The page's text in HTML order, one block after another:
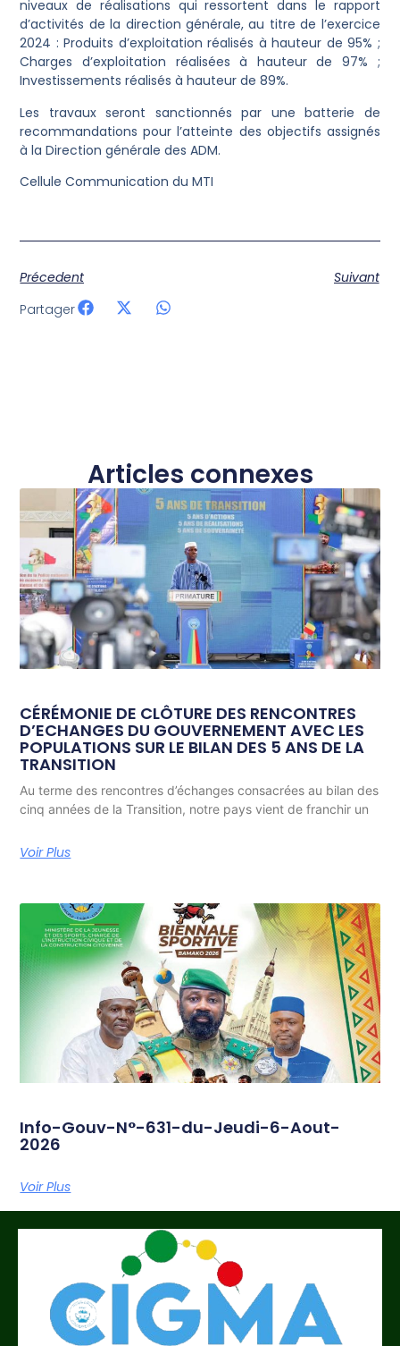
niveaux de réalisations qui ressortent dans le rapport
d’activités de la direction générale, au titre de l’exercice
2024 : Produits d’exploitation réalisés à hauteur de 95% ;
Charges d’exploitation réalisées à hauteur de 97% ;
Investissements réalisés à hauteur de 89%.
Les travaux seront sanctionnés par une batterie de
recommandations pour l’atteinte des objectifs assignés
à la Direction générale des ADM.
Cellule Communication du MTI
Précedent
Suivant
Partager
Articles connexes
CÉRÉMONIE DE CLÔTURE DES RENCONTRES
D’ECHANGES DU GOUVERNEMENT AVEC LES
POPULATIONS SUR LE BILAN DES 5 ANS DE LA
TRANSITION
Au terme des rencontres d’échanges consacrées au bilan des
cinq années de la Transition, notre pays vient de franchir un
Voir Plus
Info-Gouv-N°-631-du-Jeudi-6-Aout-
2026
Voir Plus